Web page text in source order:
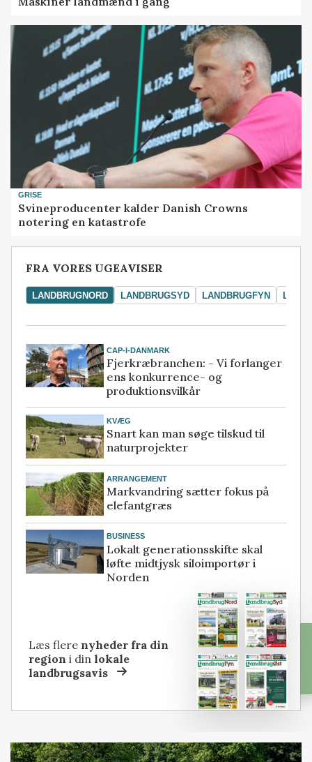
GRISE
Svineproducenter kalder Danish Crowns
notering en katastrofe
FRA VORES UGEAVISER
LANDBRUGNORD LANDBRUGSYD LANDBRUGFYN
CAP-I-DANMARK
Fjerkræbranchen: - Vi forlanger
ens konkurrence- og
produktionsvilkår
KVÆG
Snart kan man søge tilskud til
naturprojekter
ARRANGEMENT
Markvandring sætter fokus på
elefantgræs
BUSINESS
Lokalt generationsskifte skal
løfte midtjysk siloimportør i
Norden
Læs flere nyheder fra din
region i dinlokale
landbrugsavis